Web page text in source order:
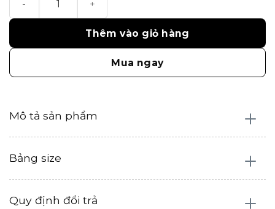
Thêm vào giỏ hàng
Mua ngay
Mô tả sản phẩm
Bảng size
Quy định đổi trả